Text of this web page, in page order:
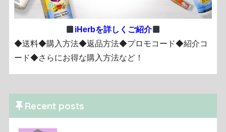
iHerbを詳しくご紹介
◆送料◆購入方法◆返品方法◆プロモコード◆紹介コ
ード◆さらにお得な購入方法など！
Recent posts